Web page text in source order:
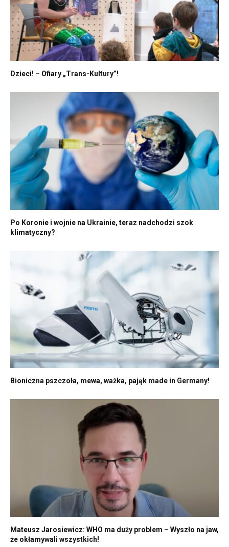
Dzieci! – Ofiary „Trans-Kultury”!
Po Koronie i wojnie na Ukrainie, teraz nadchodzi szok
klimatyczny?
Bioniczna pszczoła, mewa, ważka, pająk made in Germany!
Mateusz Jarosiewicz: WHO ma duży problem – Wyszło na jaw,
że okłamywali wszystkich!